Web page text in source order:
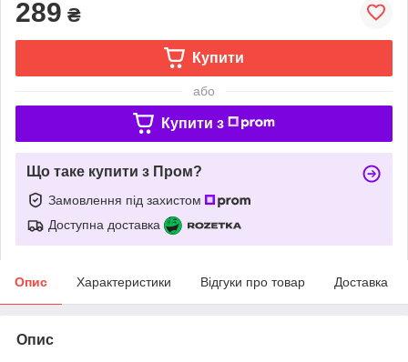
289 ₴
Купити
або
Купити з
Що таке купити з Пром?
Замовлення під захистом
Доступна доставка
Опис Характеристики Відгуки про товар Доставка
Опис